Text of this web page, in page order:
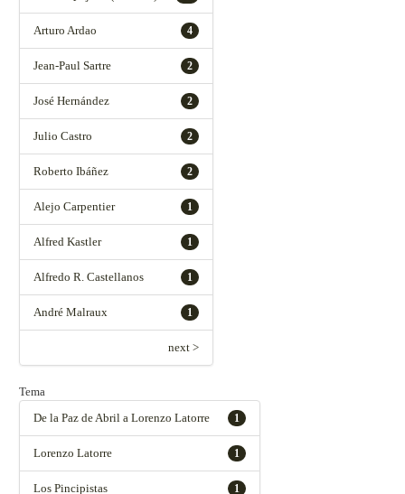
4
Arturo Ardao
2
Jean-Paul Sartre
2
José Hernández
2
Julio Castro
2
Roberto Ibáñez
1
Alejo Carpentier
1
Alfred Kastler
1
Alfredo R. Castellanos
1
André Malraux
next >
Tema
1
De la Paz de Abril a Lorenzo Latorre
1
Lorenzo Latorre
1
Los Pincipistas